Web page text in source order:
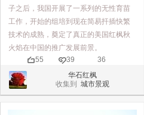
子之后，我国开展了一系列的无性育苗
工作，开始的组培到现在简易扦插快繁
技术的成熟，奠定了真正的美国红枫秋
火焰在中国的推广发展前景。
55
39
36
华石红枫
收集到城市景观